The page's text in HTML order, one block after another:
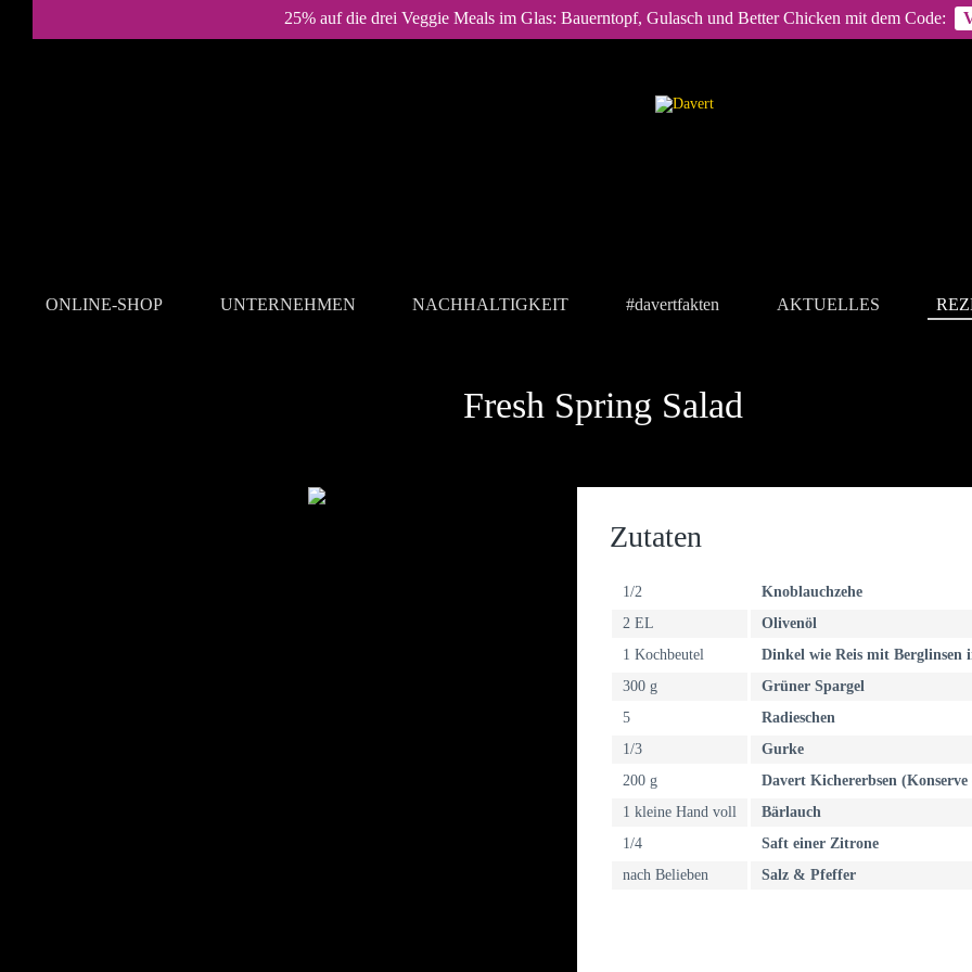
25% auf die drei Veggie Meals im Glas: Bauerntopf, Gulasch und Better Chicken mit dem Code:
ONLINE-SHOP UNTERNEHMEN NACHHALTIGKEIT #davertfakten AKTUELLES
Fresh Spring Salad
Zutaten
1/2
Knoblauchzehe
2 EL
Olivenöl
1 Kochbeutel
Dinkel wie Reis mit Berglinsen
300 g
Grüner Spargel
5
Radieschen
1/3
Gurke
200 g
Davert Kichererbsen
1 kleine Hand voll
Bärlauch
1/4
Saft einer Zitrone
nach Belieben
Salz & Pfeffer